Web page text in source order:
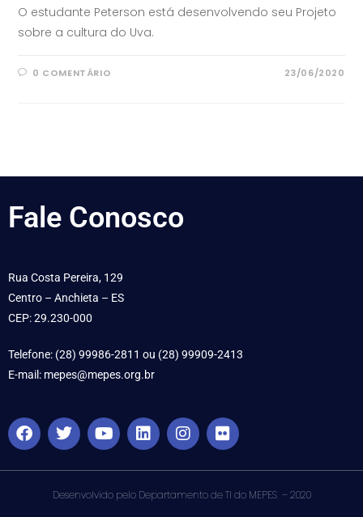
O estudante Peterson está desenvolvendo seu Projeto
sobre a cultura do Uva.
0 COMENTÁRIO 23/06/2020
Fale Conosco
Rua Costa Pereira, 129
Centro – Anchieta – ES
CEP: 29.230-000
Telefone: (28) 99986-2811 ou (28) 99909-2413
E-mail: mepes@mepes.org.br
Desenvolvido pelo Departamento de TI do MEPES – 2020